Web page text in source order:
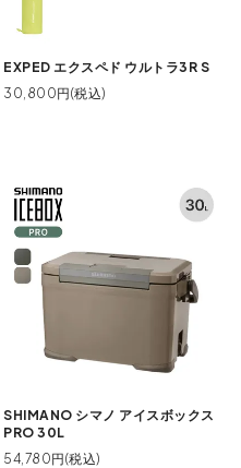
EXPED エクスペド ウルトラ3R S
30,800円(税込)
SHIMANO シマノ アイスボックス
PRO 30L
54,780円(税込)